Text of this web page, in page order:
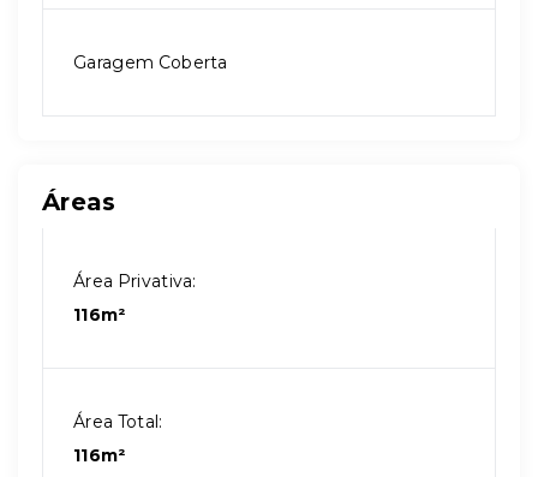
Garagem Coberta
Áreas
Área Privativa:
116m²
Área Total:
116m²